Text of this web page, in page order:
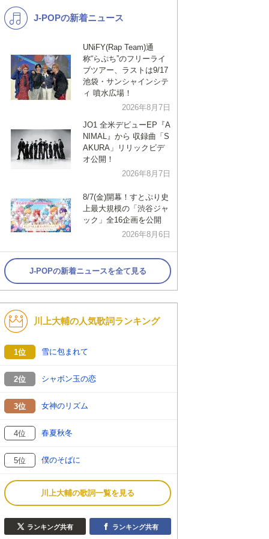
K-POP 演歌・歌謡
洋楽
VTuber ディズニー
J-POPの新着ニュース
UNiFY(Rap Team)通
称“らぷち”のフリーライ
ブツアー、ラストは9/17
池袋・サンシャインシテ
ィ 噴水広場！
2026年8月7日
JO1 全米デビューEP『A
NIMAL』から 収録曲「S
AKURA」リリックビデ
オ公開！
2026年8月7日
8/7(金)開幕！すとぷり史
上最大規模の「渋谷ジャ
ック」全16企画を公開
2026年8月6日
J-POPの新着ニュースを全て見る
川上大輔の人気歌詞ランキング
1位 雪に包まれて
2位 シャボン玉の恋
3位 女神のリズム
4位 春夏秋冬
5位 僕のそばに
川上大輔の歌詞一覧を見る
ランキング共有 ランキング共有